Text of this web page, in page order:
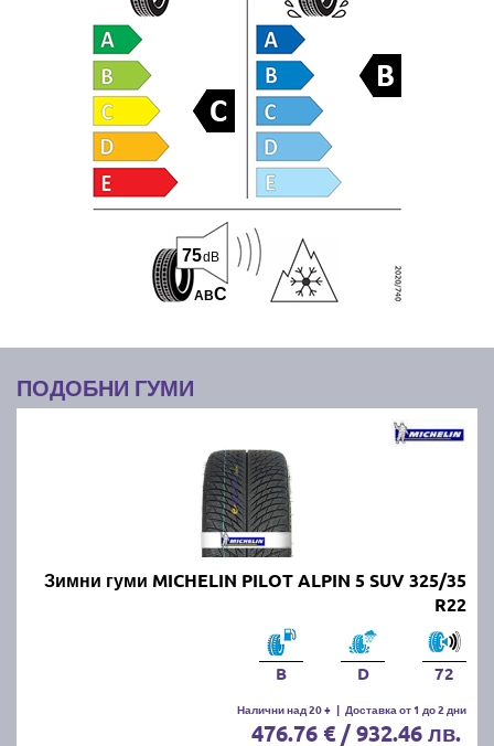
ABC
75dB
ПОДОБНИ ГУМИ
Зимни гуми MICHELIN PILOT ALPIN 5 SUV 325/35
R22
B D 72
Налични над 20 + | Доставка от 1 до 2 дни
476.76 € / 932.46 лв.